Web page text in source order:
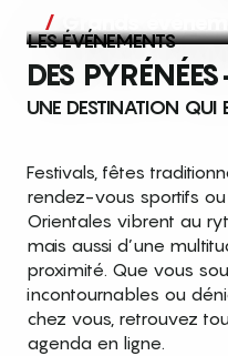
Grands
LES ÉVÉNEMENTS
DES
UNE DESTINATION QUI
Festivals, fêtes
rendez-vous sportifs ou
Orientales vibrent au
mais aussi d’une
proximité. Que vous
incontournables ou
chez vous, retrouvez
agenda en ligne.
Top des
cet été dans